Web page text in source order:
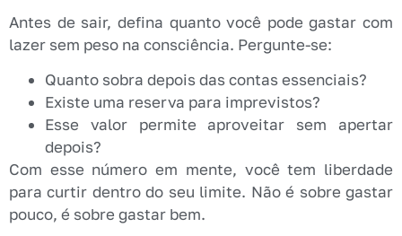
Antes de sair, defina quanto você pode gastar com
lazer sem peso na consciência. Pergunte-se:
Quanto sobra depois das contas essenciais?
Existe uma reserva para imprevistos?
Esse valor permite aproveitar sem apertar
depois?
Com esse número em mente, você tem liberdade
para curtir dentro do seu limite. Não é sobre gastar
pouco, é sobre gastar bem.